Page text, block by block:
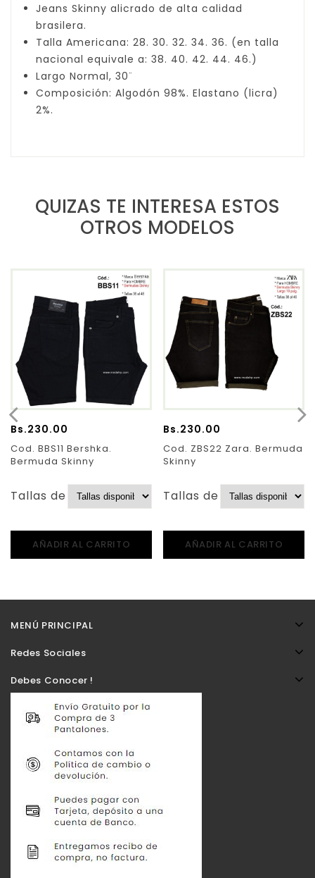
Jeans Skinny alicrado de alta calidad
brasilera.
Talla Americana: 28. 30. 32. 34. 36. (en talla
nacional equivale a: 38. 40. 42. 44. 46.)
Largo Normal, 30¨
Composición: Algodón 98%. Elastano (licra)
2%.
QUIZAS TE INTERESA ESTOS
OTROS MODELOS
Bs.230.00
Cod. BBS11 Bershka.
Bermuda Skinny
Tallas de Pantalones:
AÑADIR AL CARRITO
Bs.230.00
Cod. ZBS22 Zara. Bermuda
Skinny
Tallas de Pantalones:
AÑADIR AL CARRITO
MENÚ PRINCIPAL
Redes Sociales
Debes Conocer !